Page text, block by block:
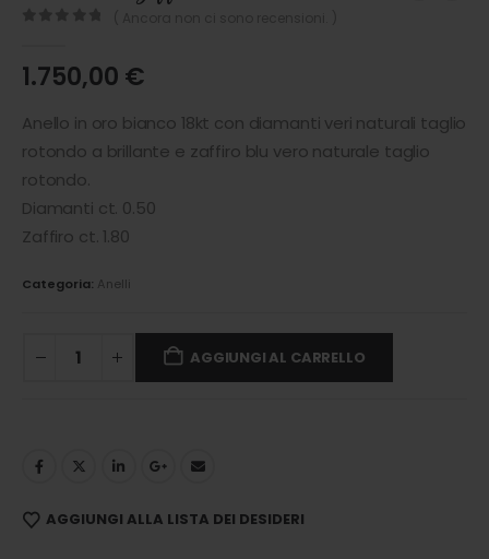
1.750,00 €
Anello in oro bianco 18kt con diamanti veri naturali taglio
rotondo a brillante e zaffiro blu vero naturale taglio
rotondo.
Diamanti ct. 0.50
Zaffiro ct. 1.80
Categoria: Anelli
AGGIUNGI AL CARRELLO
AGGIUNGI ALLA LISTA DEI DESIDERI